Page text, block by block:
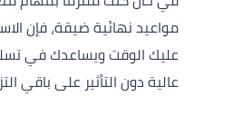
مواعيد نهائية ضيقة، فإن
عليك الوقت ويساعدك في
عالية دون التأثير على باقي